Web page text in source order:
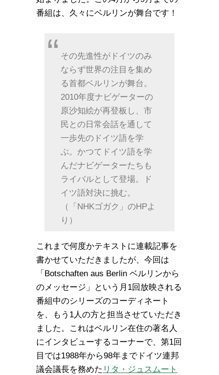
番組は、久々にベルリンが舞台です！
その先進性がドイツのみ
ならず世界の注目を集め
る首都ベルリンが舞台。
2010年度ナビゲーターの
原沙知絵が再登板し、市
民との日常会話を通して
一歩先のドイツ語を学
ぶ。かつてドイツ語を学
んだナビゲーターたちも
ライバルとして登場。ド
イツ語対決に挑む。
（「NHKゴガク」のHPよ
り）
これまで何度かテキストに連載記事を
書かせていただきましたが、今回は
「Botschaften aus Berlin ベルリンから
のメッセージ」という月1回放映される
番組中のシリーズのコーディネート
を、もう1人の方と担当させていただき
ました。これはベルリン在住の著名人
にインタビューするコーナーで、第1回
目では1988年から98年までドイツ連邦
議会議長を務めた リタ・ジュスムート